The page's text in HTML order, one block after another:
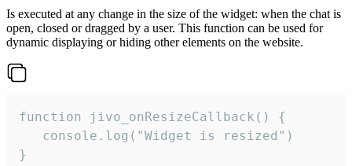
Is executed at any change in the size of the widget: when the chat is
open, closed or dragged by a user. This function can be used for
dynamic displaying or hiding other elements on the website.
function jivo_onResizeCallback() {
   console.log("Widget is resized")
}